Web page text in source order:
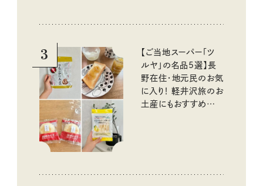
3
【ご当地スーパー「ツ
ルヤ」の名品5選】長
野在住・地元民のお気
に入り！ 軽井沢旅のお
土産にもおすすめのお